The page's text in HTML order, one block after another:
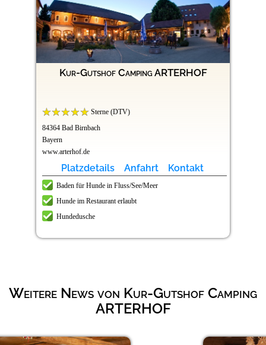
Kur-Gutshof Camping ARTERHOF
Sterne (DTV)
84364 Bad Birnbach
Bayern
www.arterhof.de
Platzdetails Anfahrt Kontakt
Baden für Hunde in Fluss/See/Meer
Hunde im Restaurant erlaubt
Hundedusche
Weitere News von Kur-Gutshof Camping
ARTERHOF